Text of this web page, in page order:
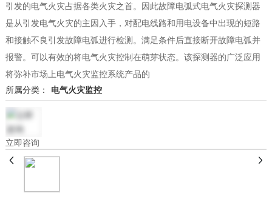
引发的电气火灾占据各类火灾之首。因此故障电弧式电气火灾探测器
是从引发电气火灾的主因入手，对配电线路和用电设备中出现的短路
和接触不良引发故障电弧进行检测。满足条件后直接断开故障电弧并
报警。可以有效的将电气火灾控制在萌芽状态。该探测器的广泛应用
将弥补市场上电气火灾监控系统产品的
所属分类： 电气火灾监控
立即咨询